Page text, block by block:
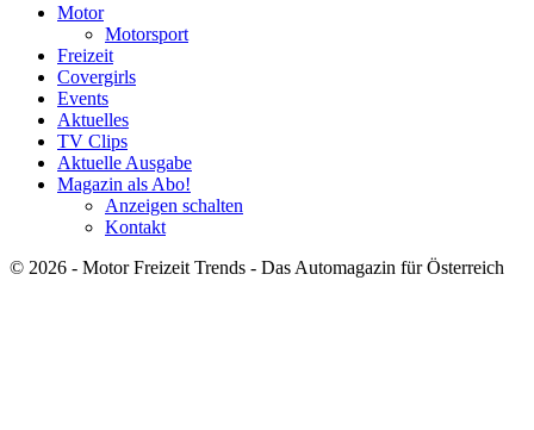
Motor
Motorsport
Freizeit
Covergirls
Events
Aktuelles
TV Clips
Aktuelle Ausgabe
Magazin als Abo!
Anzeigen schalten
Kontakt
© 2026 - Motor Freizeit Trends - Das Automagazin für Österreich